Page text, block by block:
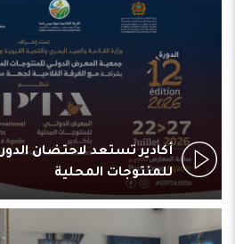
للمنتوجات المحلية